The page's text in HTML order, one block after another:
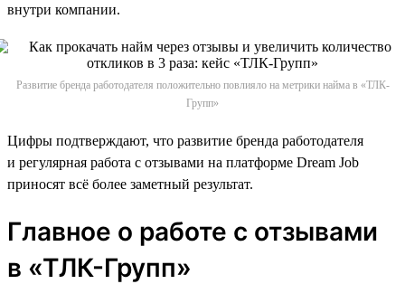
внутри компании.
Развитие бренда работодателя положительно повлияло на метрики найма в «ТЛК-
Групп»
Цифры подтверждают, что развитие бренда работодателя
и регулярная работа с отзывами на платформе Dream Job
приносят всё более заметный результат.
Главное о работе с отзывами
в «ТЛК-Групп»